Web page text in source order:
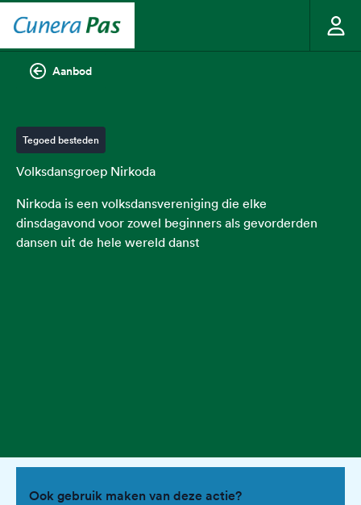
Aanbod
Tegoed besteden
Volksdansgroep Nirkoda
Nirkoda is een volksdansvereniging die elke
dinsdagavond voor zowel beginners als gevorderden
dansen uit de hele wereld danst
Ook gebruik maken van deze actie?